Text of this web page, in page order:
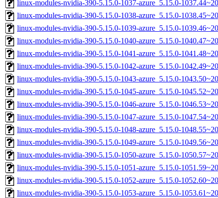
linux-modules-nvidia-390-5.15.0-1037-azure_5.15.0-
linux-modules-nvidia-390-5.15.0-1038-azure_5.15.0-
linux-modules-nvidia-390-5.15.0-1039-azure_5.15.0-
linux-modules-nvidia-390-5.15.0-1040-azure_5.15.0-
linux-modules-nvidia-390-5.15.0-1041-azure_5.15.0-
linux-modules-nvidia-390-5.15.0-1042-azure_5.15.0-
linux-modules-nvidia-390-5.15.0-1043-azure_5.15.0-
linux-modules-nvidia-390-5.15.0-1045-azure_5.15.0-
linux-modules-nvidia-390-5.15.0-1046-azure_5.15.0-
linux-modules-nvidia-390-5.15.0-1047-azure_5.15.0-
linux-modules-nvidia-390-5.15.0-1048-azure_5.15.0-
linux-modules-nvidia-390-5.15.0-1049-azure_5.15.0-
linux-modules-nvidia-390-5.15.0-1050-azure_5.15.0-
linux-modules-nvidia-390-5.15.0-1051-azure_5.15.0-
linux-modules-nvidia-390-5.15.0-1052-azure_5.15.0-
linux-modules-nvidia-390-5.15.0-1053-azure_5.15.0-